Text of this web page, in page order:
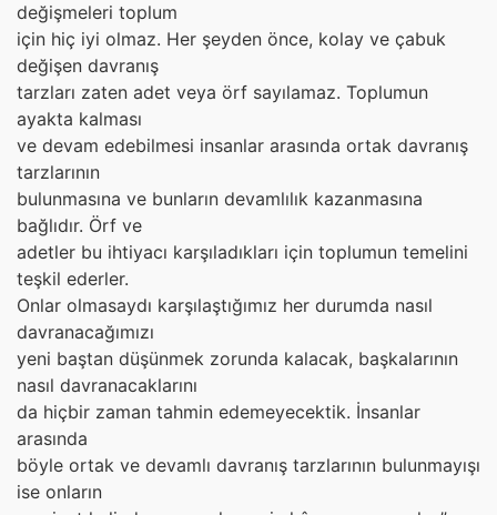
değişmeleri toplum
için hiç iyi olmaz. Her şeyden önce, kolay ve çabuk
değişen davranış
tarzları zaten adet veya örf sayılamaz. Toplumun
ayakta kalması
ve devam edebilmesi insanlar arasında ortak davranış
tarzlarının
bulunmasına ve bunların devamlılık kazanmasına
bağlıdır. Örf ve
adetler bu ihtiyacı karşıladıkları için toplumun temelini
teşkil ederler.
Onlar olmasaydı karşılaştığımız her durumda nasıl
davranacağımızı
yeni baştan düşünmek zorunda kalacak, başkalarının
nasıl davranacaklarını
da hiçbir zaman tahmin edemeyecektik. İnsanlar
arasında
böyle ortak ve devamlı davranış tarzlarının bulunmayışı
ise onların